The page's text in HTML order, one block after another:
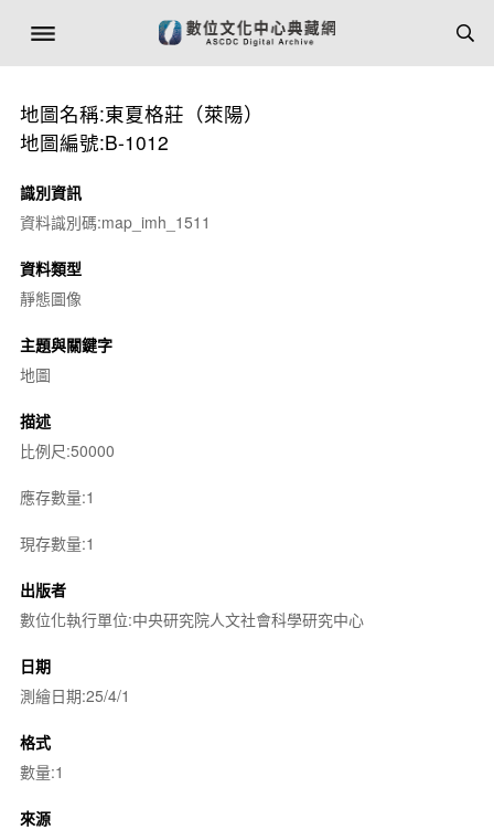
地圖名稱:東夏格莊（萊陽）
地圖編號:B-1012
識別資訊
資料識別碼:map_imh_1511
資料類型
靜態圖像
主題與關鍵字
地圖
描述
比例尺:50000
應存數量:1
現存數量:1
出版者
數位化執行單位:中央研究院人文社會科學研究中心
日期
測繪日期:25/4/1
格式
數量:1
來源